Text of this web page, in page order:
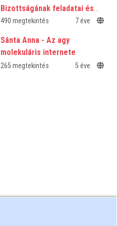
Bizottságának feladatai és
tevékenysége
490 megtekintés 7 éve
Sánta Anna - Az agy
molekuláris internete
265 megtekintés 5 éve